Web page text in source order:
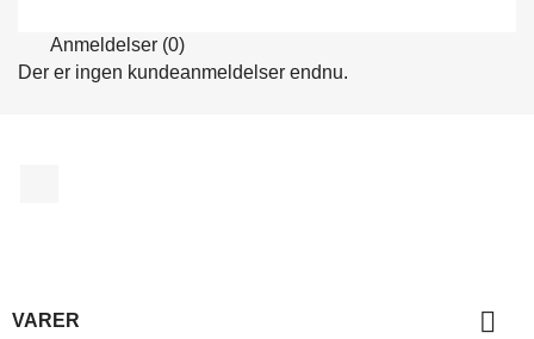
Anmeldelser (0)
Der er ingen kundeanmeldelser endnu.
VARER 